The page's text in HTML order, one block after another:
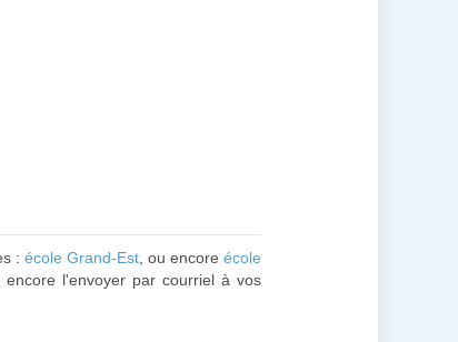
: école Grand-Est, ou encoreécole
encore l'envoyer par courriel à vos